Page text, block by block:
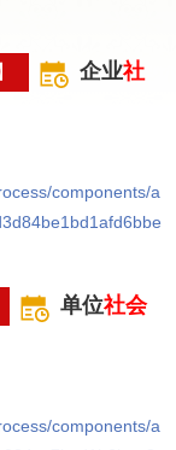
企业社
components/a
单位社会
components/a